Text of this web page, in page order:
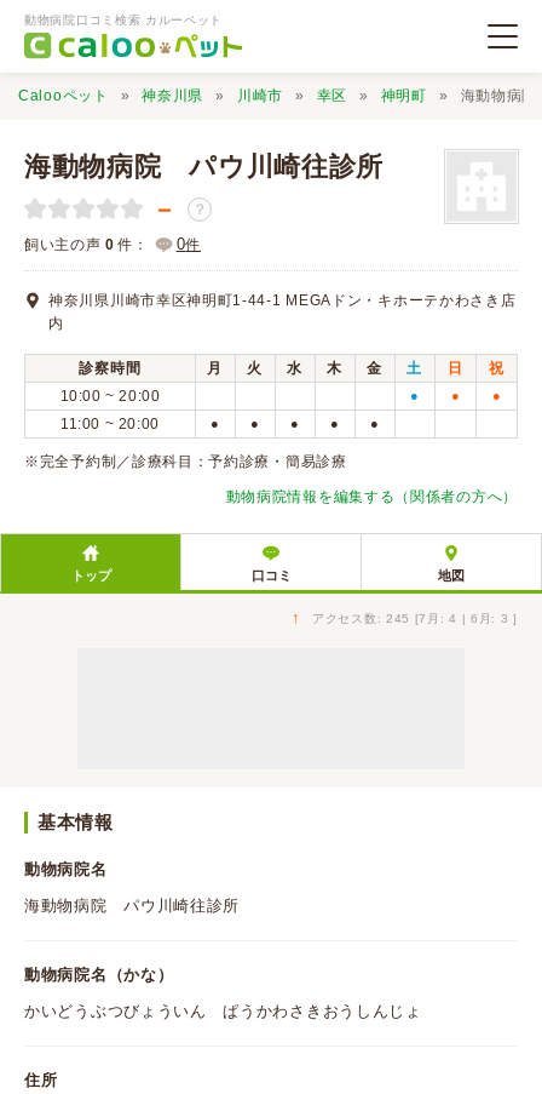
動物病院口コミ検索 カルーペット
動物病院検索
口コミ検索
Calooペットとは？
口コミ投稿
Calooペット 神奈川県 川崎市 幸区 神明町 海動物病
海動物病院 パウ川崎往診所
－ ？
飼い主の声 0 件： 0件
神奈川県川崎市幸区神明町1-44-1 MEGAドン・キホーテかわさき店
内
診察時間 月 火 水 木 金 土 日
祝
10:00 ~ 20:00
● ● ●
11:00 ~ 20:00 ● ● ● ● ●
※完全予約制／診療科目：予約診療・簡易診療
動物病院情報を編集する（関係者の方へ）
トップ 口コミ 地図
↑ アクセス数: 245 [7月: 4 | 6月: 3 ]
基本情報
動物病院名
海動物病院 パウ川崎往診所
動物病院名（かな）
かいどうぶつびょういん ぱうかわさきおうしんじょ
住所